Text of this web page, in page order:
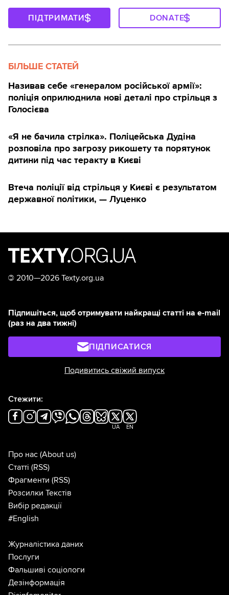
ПІДТРИМАТИ DONATE
БІЛЬШЕ СТАТЕЙ
Називав себе «генералом російської армії»:
поліція оприлюднила нові деталі про стрільця з
Голосієва
«Я не бачила стрілка». Поліцейська Дудіна
розповіла про загрозу рикошету та порятунок
дитини під час теракту в Києві
Втеча поліції від стрільця у Києві є результатом
державної політики, — Луценко
© 2010—2026 Texty.org.ua
Підпишіться, щоб отримувати найкращі статті на e-mail
(раз на два тижні)
ПІДПИСАТИСЯ
Подивитись свіжий випуск
Стежити:
UA EN
Про нас (About us)
Статті (RSS)
Фрагменти (RSS)
Розсилки Текстів
Вибір редакції
#English
Журналістика даних
Послуги
Фальшиві соціологи
Дезінформація